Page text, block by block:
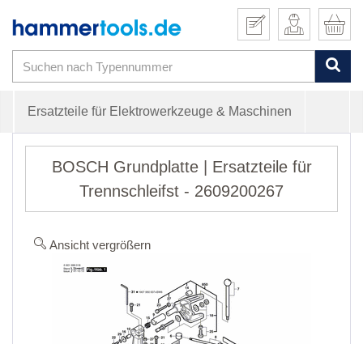
Ersatzteile für Elektrowerkzeuge & Maschinen
BOSCH Grundplatte | Ersatzteile für
Trennschleifst - 2609200267
Ansicht vergrößern